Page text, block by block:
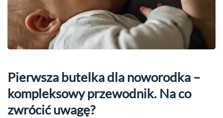
Pierwsza butelka dla noworodka –
kompleksowy przewodnik. Na co
zwrócić uwagę?